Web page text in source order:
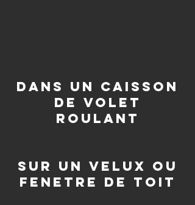
dans un caisson
de volet
roulant
sur un velux ou
fenetre de toit